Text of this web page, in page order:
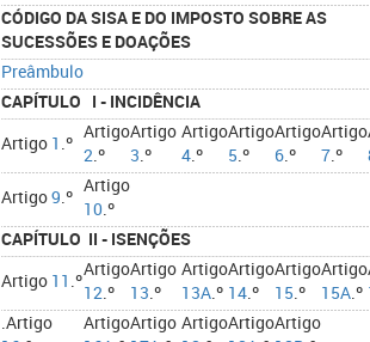
CÓDIGO DA SISA E DO IMPOSTO SOBRE AS
SUCESSÕES E DOAÇÕES
Preâmbulo
CAPÍTULO I - INCIDÊNCIA
Artigo 1 .º
Artigo
2.º
Artigo
3.º
Artigo
4.º
Artigo
5.º
Artigo
6.º
Artigo
7.º
Artigo9.º
Artigo
10.º
CAPÍTULO II - ISENÇÕES
Artigo 11 .º
Artigo
12.º
Artigo
13.º
Artigo
13A.º
Artigo
14.º
Artigo
15.º
Artigo
15A.º
.Artigo
ArtigoArtigo ArtigoArtigoArtigo